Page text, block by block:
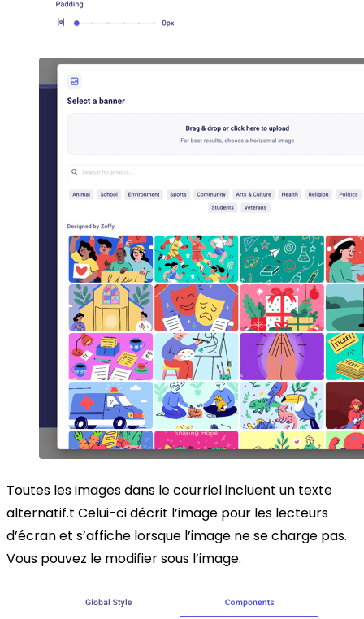
Toutes les images dans le courriel incluent un texte
alternatif.t Celui-ci décrit l’image pour les lecteurs
d’écran et s’affiche lorsque l’image ne se charge pas.
Vous pouvez le modifier sous l’image.